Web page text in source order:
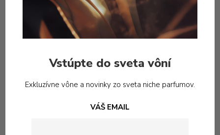
Podobné produkty
Vstúpte do sveta vôní
Exkluzívne vône a novinky zo sveta niche parfumov.
VÁŠ EMAIL